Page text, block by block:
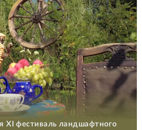
XI фестиваль ландшафтного